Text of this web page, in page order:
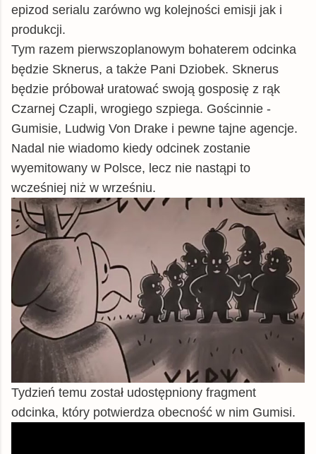
epizod serialu zarówno wg kolejności emisji jak i
produkcji.
Tym razem pierwszoplanowym bohaterem odcinka
będzie Sknerus, a także Pani Dziobek. Sknerus
będzie próbował uratować swoją gosposię z rąk
Czarnej Czapli, wrogiego szpiega. Gościnnie -
Gumisie, Ludwig Von Drake i pewne tajne agencje.
Nadal nie wiadomo kiedy odcinek zostanie
wyemitowany w Polsce, lecz nie nastąpi to
wcześniej niż w wrześniu.
Tydzień temu został udostępniony fragment
odcinka, który potwierdza obecność w nim Gumisi.